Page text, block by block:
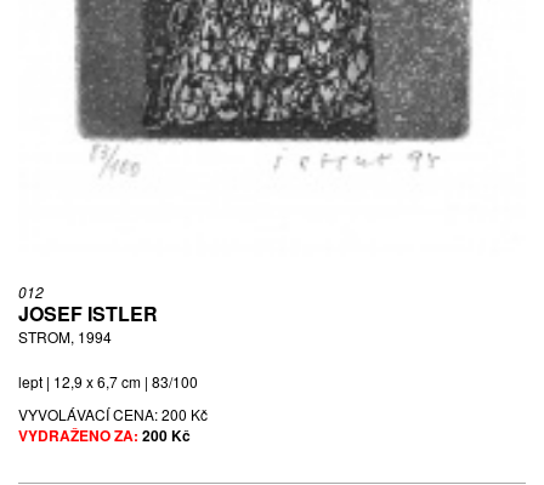
012
JOSEF ISTLER
STROM, 1994
lept | 12,9 x 6,7 cm | 83/100
VYVOLÁVACÍ CENA:200 Kč
VYDRAŽENO ZA: 200 Kč